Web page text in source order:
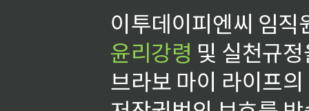
이투데이피엔씨 임
윤리강령 및 실천규
브라보 마이 라이프